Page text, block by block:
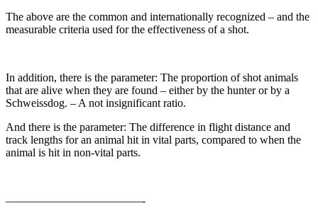
The above are the common and internationally recognized – and the
measurable criteria used for the effectiveness of a shot.
In addition, there is the parameter: The proportion of shot animals
that are alive when they are found – either by the hunter or by a
Schweissdog. – A not insignificant ratio.
And there is the parameter: The difference in flight distance and
track lengths for an animal hit in vital parts, compared to when the
animal is hit in non-vital parts.
————————————-